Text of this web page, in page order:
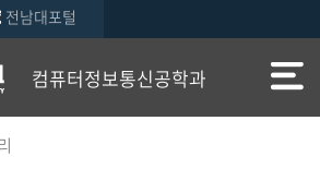
전남대포털
컴퓨터정보통신공학과